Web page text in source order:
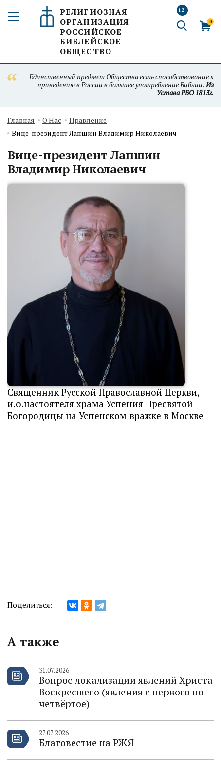
РЕЛИГИОЗНАЯ
ОРГАНИЗАЦИЯ
РОССИЙСКОЕ
БИБЛЕЙСКОЕ
ОБЩЕСТВО
12+
0
Единственный предмет Общества есть способствование к
приведению в России в большее употребление Библии.Из
Устава РБО 1813г.
Главная О Нас
Правление
Вице-президент Лапшин Владимир Николаевич
Вице-президент Лапшин
Владимир Николаевич
Cвященник Русской Православной Церкви,
и.о.настоятеля храма Успения Пресвятой
Богородицы на Успенском вражке в Москве
Поделиться:
А также
31.07.2026
Вопрос локализации явлений Христа
Воскресшего (явления с первого по
четвёртое)
27.07.2026
Благовестие на РЖЯ